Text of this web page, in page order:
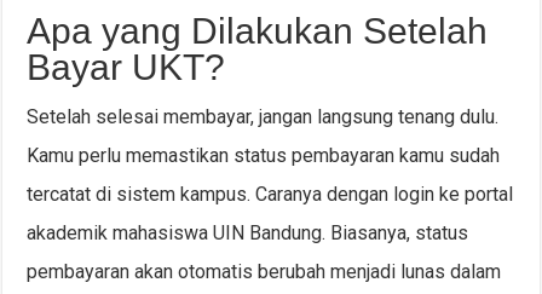
Apa yang Dilakukan Setelah
Bayar UKT?
Setelah selesai membayar, jangan langsung tenang dulu.
Kamu perlu memastikan status pembayaran kamu sudah
tercatat di sistem kampus. Caranya dengan login ke portal
akademik mahasiswa UIN Bandung. Biasanya, status
pembayaran akan otomatis berubah menjadi lunas dalam